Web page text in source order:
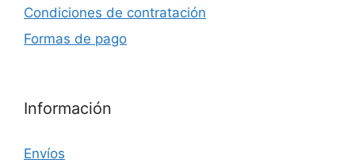
Condiciones de contratación
Formas de pago
Información
Envíos